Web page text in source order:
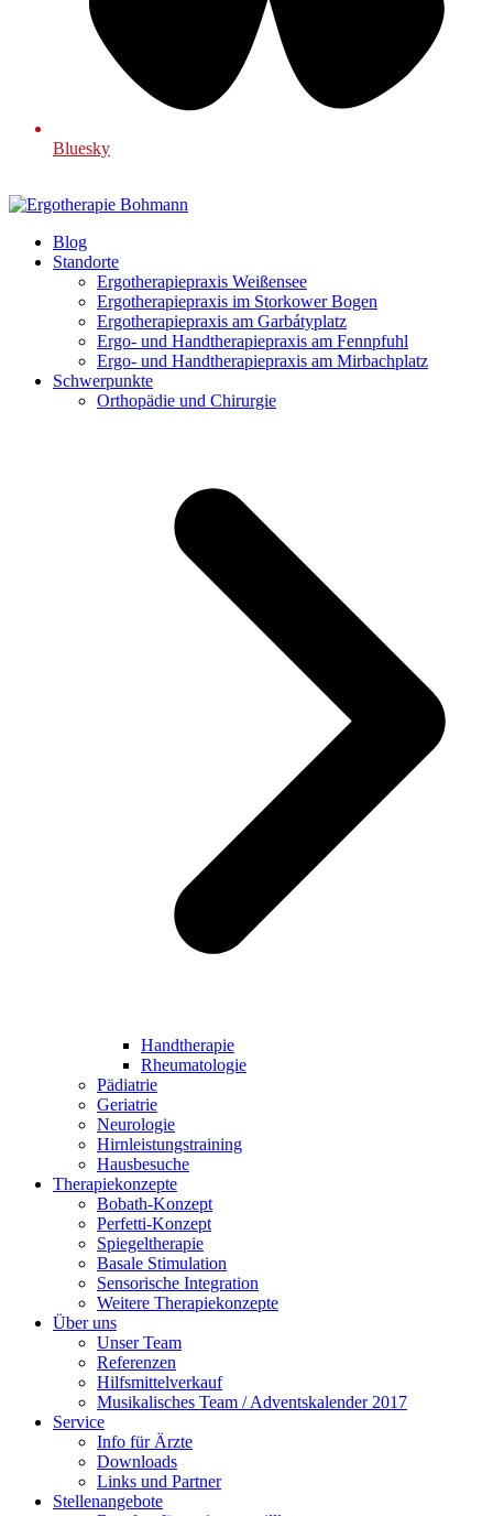
Bluesky
Blog
Standorte
Ergotherapiepraxis Weißensee
Ergotherapiepraxis im Storkower Bogen
Ergotherapiepraxis am Garbátyplatz
Ergo- und Handtherapiepraxis am Fennpfuhl
Ergo- und Handtherapiepraxis am Mirbachplatz
Schwerpunkte
Orthopädie und Chirurgie
Handtherapie
Rheumatologie
Pädiatrie
Geriatrie
Neurologie
Hirnleistungstraining
Hausbesuche
Therapiekonzepte
Bobath-Konzept
Perfetti-Konzept
Spiegeltherapie
Basale Stimulation
Sensorische Integration
Weitere Therapiekonzepte
Über uns
Unser Team
Referenzen
Hilfsmittelverkauf
Musikalisches Team / Adventskalender 2017
Service
Info für Ärzte
Downloads
Links und Partner
Stellenangebote